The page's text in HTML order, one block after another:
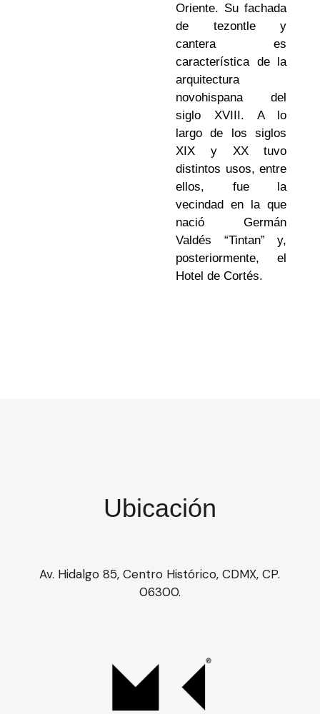
Oriente. Su fachada
de tezontle y
cantera es
característica de la
arquitectura
novohispana del
siglo XVIII. A lo
largo de los siglos
XIX y XX tuvo
distintos usos, entre
ellos, fue la
vecindad en la que
nació Germán
Valdés “Tintan” y,
posteriormente, el
Hotel de Cortés.
Ubicación
Av. Hidalgo 85, Centro Histórico, CDMX, CP.
06300.